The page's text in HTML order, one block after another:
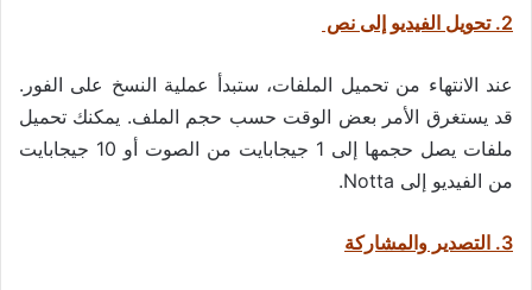
2. تحويل الفيديو إلى نص
عند الانتهاء من تحميل الملفات، ستبدأ عملية النسخ على الفور.
قد يستغرق الأمر بعض الوقت حسب حجم الملف. يمكنك تحميل
ملفات يصل حجمها إلى 1 جيجابايت من الصوت أو 10 جيجابايت
من الفيديو إلى Notta.
3. التصدير والمشاركة